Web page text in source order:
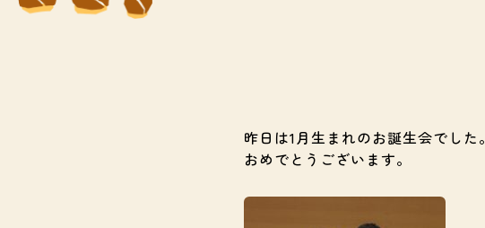
昨日は1月生まれのお誕生会でした。
おめでとうございます。